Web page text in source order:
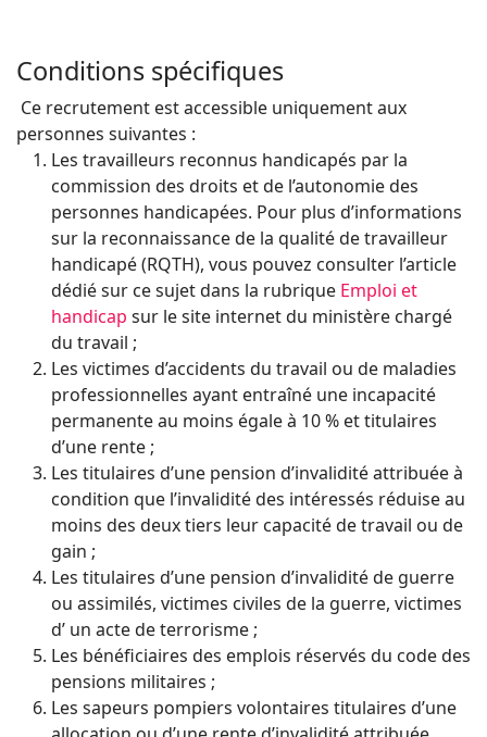
Conditions spécifiques
Ce recrutement est accessible uniquement aux
personnes suivantes :
Les travailleurs reconnus handicapés par la
commission des droits et de l’autonomie des
personnes handicapées. Pour plus d’informations
sur la reconnaissance de la qualité de travailleur
handicapé (RQTH), vous pouvez consulter l’article
dédié sur ce sujet dans la rubrique Emploi et
handicap sur le site internet du ministère chargé
du travail ;
Les victimes d’accidents du travail ou de maladies
professionnelles ayant entraîné une incapacité
permanente au moins égale à 10 % et titulaires
d’une rente ;
Les titulaires d’une pension d’invalidité attribuée à
condition que l’invalidité des intéressés réduise au
moins des deux tiers leur capacité de travail ou de
gain ;
Les titulaires d’une pension d’invalidité de guerre
ou assimilés, victimes civiles de la guerre, victimes
d’ un acte de terrorisme ;
Les bénéficiaires des emplois réservés du code des
pensions militaires ;
Les sapeurs pompiers volontaires titulaires d’une